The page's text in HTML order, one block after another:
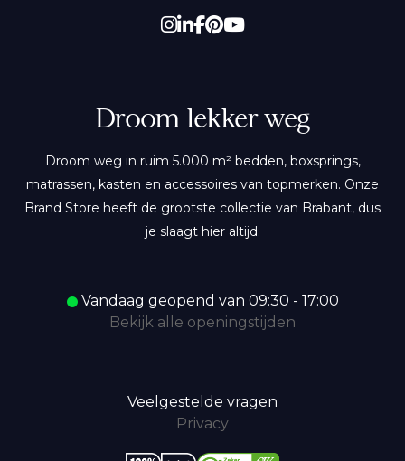
Droom lekker weg
Droom weg in ruim 5.000 m² bedden, boxsprings,
matrassen, kasten en accessoires van topmerken. Onze
Brand Store heeft de grootste collectie van Brabant, dus
je slaagt hier altijd.
Vandaag geopend van 09:30 - 17:00
Bekijk alle openingstijden
Veelgestelde vragen
Privacy